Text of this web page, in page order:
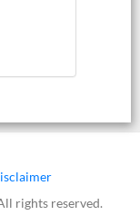
rights reserved.